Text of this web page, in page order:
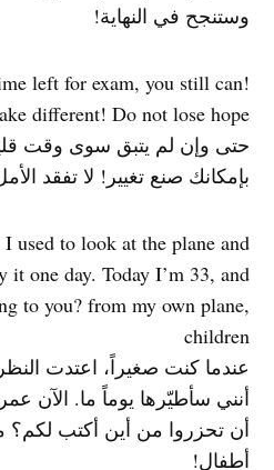
وستنجح في النهاية!
left for exam, you still can
different! Do not lose hope
حتى وإن لم يتبق سوى وقت
بإمكانك صنع تغيير! لا تفقد
used to look at the plane and
one day. Today I’m 33, and
to you? from my own plane,
children
عندما كنت صغيراً، اعتدت
أن تحزروا من أين أكتب لكم؟
أطفال!